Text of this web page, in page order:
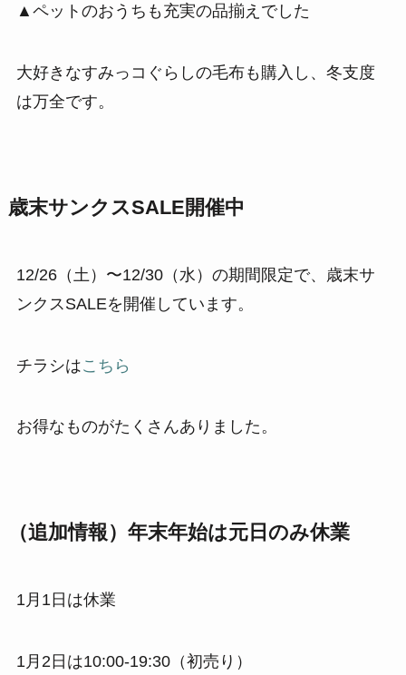
▲ペットのおうちも充実の品揃えでした
大好きなすみっコぐらしの毛布も購入し、冬支度
は万全です。
歳末サンクスSALE開催中
12/26（土）〜12/30（水）の期間限定で、歳末サ
ンクスSALEを開催しています。
チラシはこちら
お得なものがたくさんありました。
（追加情報）年末年始は元日のみ休業
1月1日は休業
1月2日は10:00-19:30（初売り）